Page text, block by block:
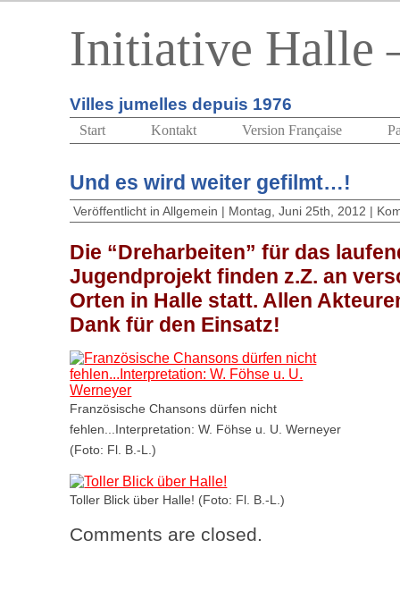
Initiative Halle
Villes jumelles depuis 1976
Start Kontakt Version Française
Und es wird weiter gefilmt…!
Veröffentlicht inAllgemein | Montag, Juni 25th, 2012 |
Die “Dreharbeiten” für das
Jugendprojekt finden z.Z. an
Orten in Halle statt. Allen
Dank für den Einsatz!
Französische Chansons dürfen nicht
fehlen...Interpretation: W. Föhse u. U. Werneyer
(Foto: Fl. B.-L.)
Toller Blick über Halle! (Foto: Fl. B.-L.)
Comments are closed.